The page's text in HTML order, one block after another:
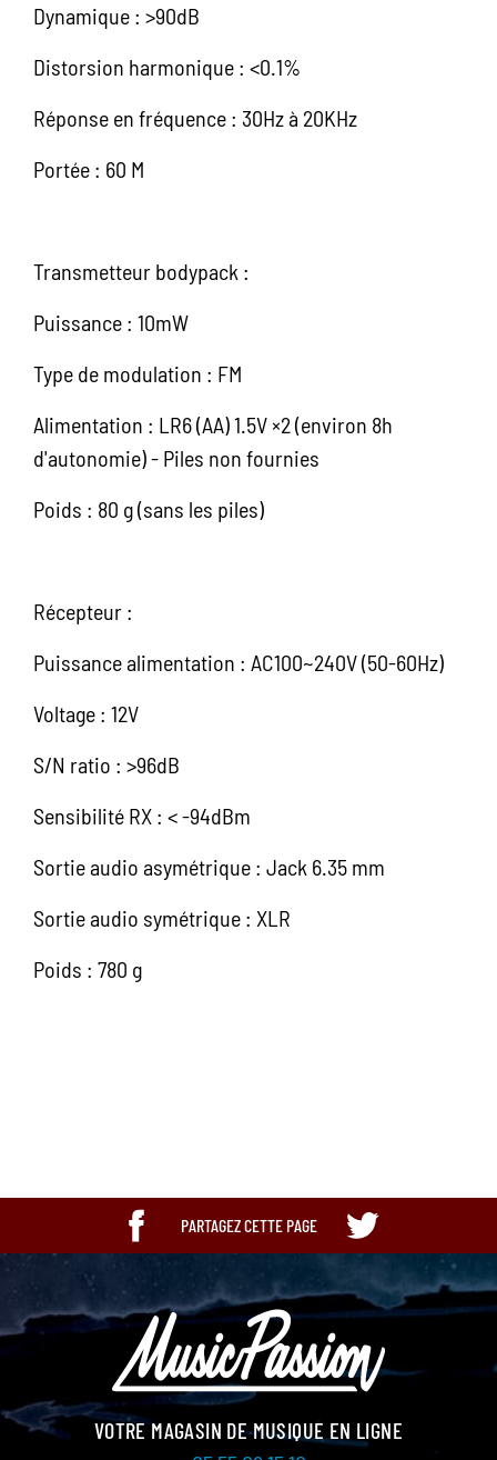
Dynamique : >90dB
Distorsion harmonique : <0.1%
Réponse en fréquence : 30Hz à 20KHz
Portée : 60 M
Transmetteur bodypack :
Puissance : 10mW
Type de modulation : FM
Alimentation : LR6 (AA) 1.5V ×2 (environ 8h
d'autonomie) - Piles non fournies
Poids : 80 g (sans les piles)
Récepteur :
Puissance alimentation : AC100~240V (50-60Hz)
Voltage : 12V
S/N ratio : >96dB
Sensibilité RX : < -94dBm
Sortie audio asymétrique : Jack 6.35 mm
Sortie audio symétrique : XLR
Poids : 780 g
PARTAGEZ CETTE PAGE
VOTRE MAGASIN DE MUSIQUE EN LIGNE